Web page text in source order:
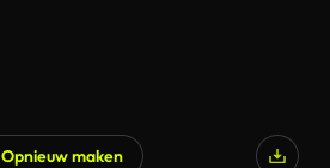
Opnieuw maken